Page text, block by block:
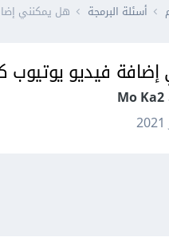
أسئلة البرمجة هل يمكنني
فيديو